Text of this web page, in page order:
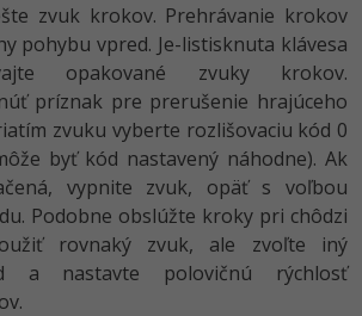
zvuk krokov. Prehrávanie krokov
pohybu vpred. Je-listisknuta klávesa
opakované zvuky krokov.
príznak pre prerušenie hrajúceho
zvuku vyberte rozlišovaciu kód 0
byť kód nastavený náhodne). Ak
vypnite zvuk, opäť s voľbou
Podobne obslúžte kroky pri chôdzi
rovnaký zvuk, ale zvoľte iný
a nastavte polovičnú rýchlosť